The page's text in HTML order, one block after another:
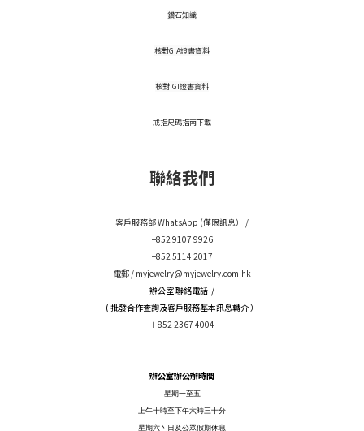
鑽石知識
核對GIA證書資料
核對IGI證書資料
戒指尺碼指南下載
聯絡我們
客戶服務部 WhatsApp (僅限訊息） /
+852 9107 9926
+852 5114 2017
電郵 / myjewelry@myjewelry.com.hk
辦公室 聯絡電話 /
( 批發合作查詢及客戶服務基本訊息轉介 ）
＋852 2367 4004
辦公室辦公辦時間
星期一至五
上午十時至下午六時三十分
星期六丶日及公眾假期休息